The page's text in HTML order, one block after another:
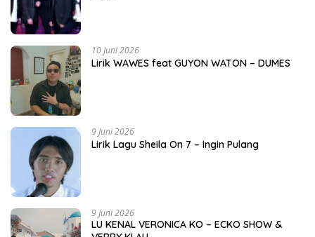
10 Juni 2026
Lirik WAWES feat GUYON WATON – DUMES
9 Juni 2026
Lirik Lagu Sheila On 7 – Ingin Pulang
9 Juni 2026
LU KENAL VERONICA KO – ECKO SHOW &